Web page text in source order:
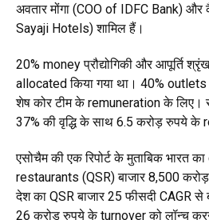
अवतार मोंगा (COO of IDFC Bank)
Sayaji Hotels) शामिल हैं।
20% money प्रौद्योगिकी और आपूर्ति
allocated किया गया था। 40%
शेष कोर टीम के remuneration के
37% की वृद्धि के साथ 6.5 करोड़ रुपये के
एसोचैम की एक रिपोर्ट के मुताबिक भारत
restaurants (QSR) बाजार 8,500
देश का QSR बाजार 25 फीसदी CAGR
26 करोड़ रुपये के turnover को लॉन्च